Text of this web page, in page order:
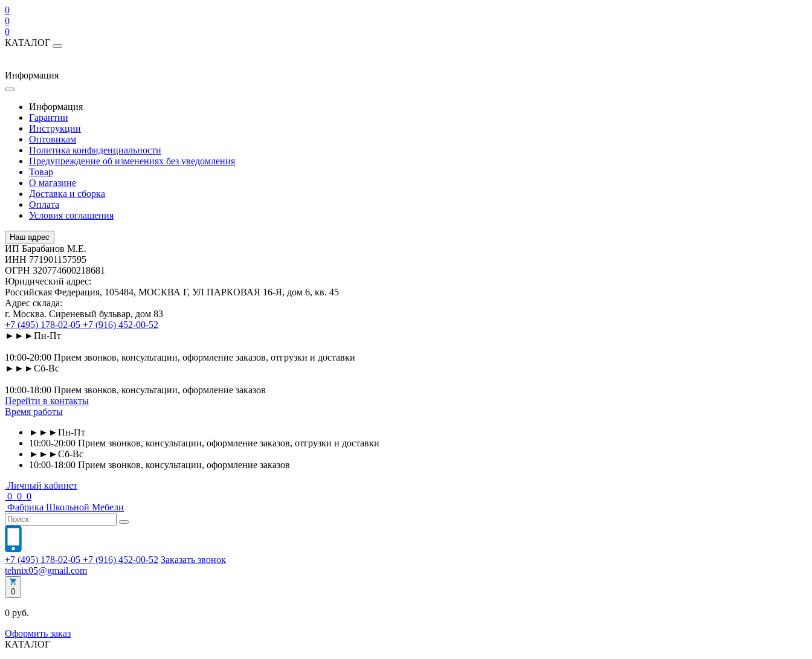
0
0
0
КАТАЛОГ
Информация
Информация
Гарантии
Инструкции
Оптовикам
Политика конфиденциальности
Предупреждение об изменениях без уведомления
Товар
О магазине
Доставка и сборка
Оплата
Условия соглашения
Наш адрес
ИП Барабанов М.Е.
ИНН 771901157595
ОГРН 320774600218681
Юридический адрес:
Российская Федерация, 105484, МОСКВА Г, УЛ ПАРКОВАЯ 16-Я, дом 6, кв. 45
Адрес склада:
г. Москва. Сиреневый бульвар, дом 83
+7 (495) 178-02-05 +7 (916) 452-00-52
►►►Пн-Пт
10:00-20:00 Прием звонков, консультации, оформление заказов, отгрузки и доставки
►►►Сб-Вс
10:00-18:00 Прием звонков, консультации, оформление заказов
Перейти в контакты
Время работы
►►►Пн-Пт
10:00-20:00 Прием звонков, консультации, оформление заказов, отгрузки и доставки
►►►Сб-Вс
10:00-18:00 Прием звонков, консультации, оформление заказов
Личный кабинет
0 0 0
Фабрика Школьной Мебели
+7 (495) 178-02-05 +7 (916) 452-00-52 Заказать звонок
tehnix05@gmail.com
0
0 руб.
Оформить заказ
КАТАЛОГ